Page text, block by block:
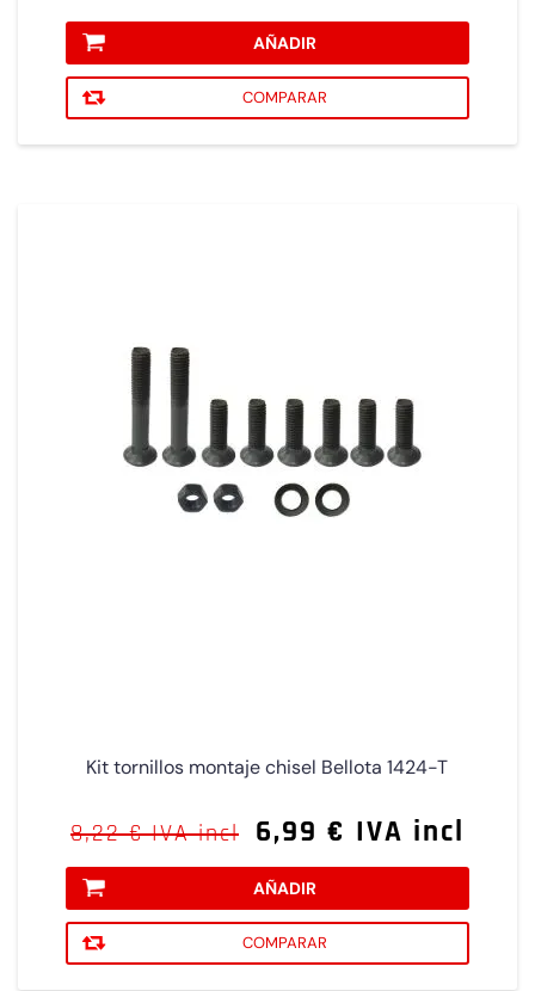
AÑADIR
COMPARAR
Kit tornillos montaje chisel Bellota 1424-T
8,22 € IVA incl 6,99 € IVA incl
AÑADIR
COMPARAR